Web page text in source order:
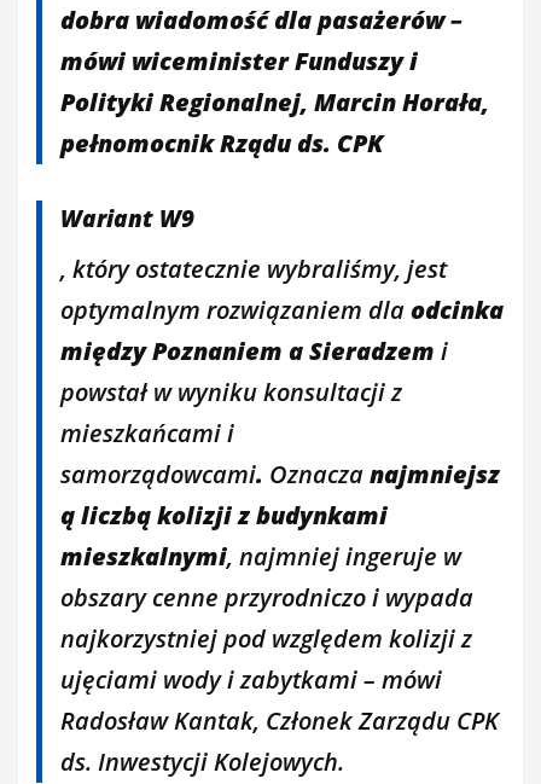
dobra wiadomość dla pasażerów –
mówi wiceminister Funduszy i
Polityki Regionalnej, Marcin Horała,
pełnomocnik Rządu ds. CPK
Wariant W9
, który ostatecznie wybraliśmy, jest
optymalnym rozwiązaniem dlaodcinka
między Poznaniem a Sieradzem i
powstał w wyniku konsultacji z
mieszkańcami i
samorządowcami. Oznaczanajmniejsz
ą liczbą kolizji z budynkami
mieszkalnymi, najmniej ingeruje w
obszary cenne przyrodniczo i wypada
najkorzystniej pod względem kolizji z
ujęciami wody i zabytkami – mówi
Radosław Kantak, Członek Zarządu CPK
ds. Inwestycji Kolejowych.